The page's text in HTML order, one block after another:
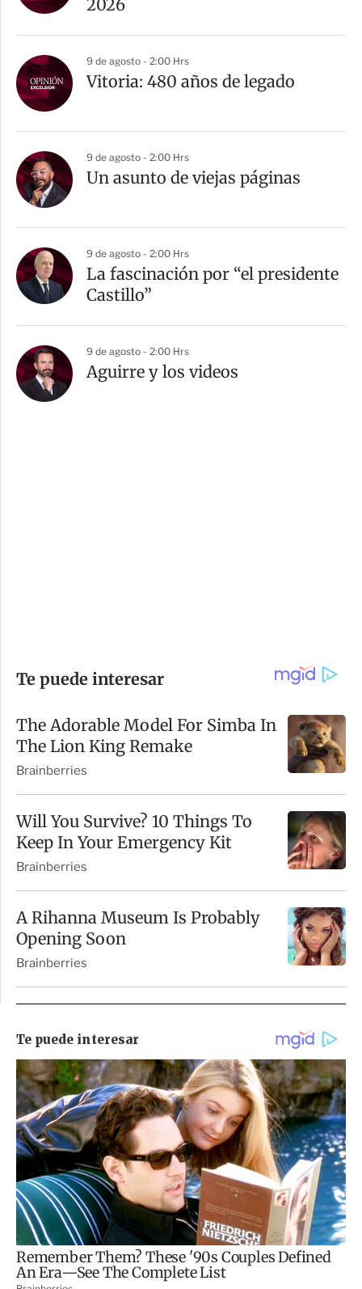
2026
9 de agosto - 2:00 Hrs
Vitoria: 480 años de legado
9 de agosto - 2:00 Hrs
Un asunto de viejas páginas
9 de agosto - 2:00 Hrs
La fascinación por “el presidente
Castillo”
9 de agosto - 2:00 Hrs
Aguirre y los videos